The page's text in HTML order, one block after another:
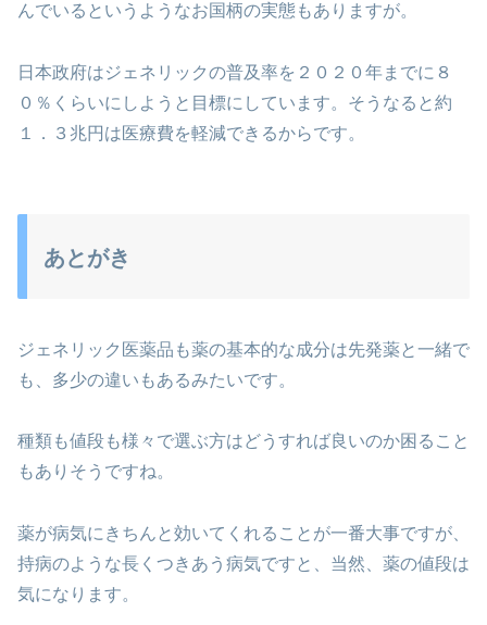
んでいるというようなお国柄の実態もありますが。
日本政府はジェネリックの普及率を２０２０年までに８
０％くらいにしようと目標にしています。そうなると約
１．３兆円は医療費を軽減できるからです。
あとがき
ジェネリック医薬品も薬の基本的な成分は先発薬と一緒で
も、多少の違いもあるみたいです。
種類も値段も様々で選ぶ方はどうすれば良いのか困ること
もありそうですね。
薬が病気にきちんと効いてくれることが一番大事ですが、
持病のような長くつきあう病気ですと、当然、薬の値段は
気になります。